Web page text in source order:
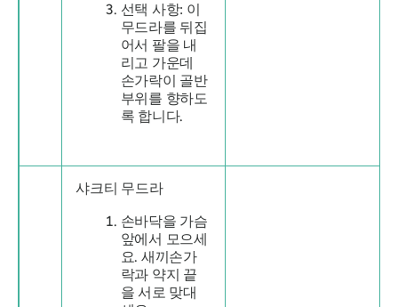
선택 사항: 이
무드라를 뒤집
어서 팔을 내
리고 가운데
손가락이 골반
부위를 향하도
록 합니다.
샤크티 무드라
손바닥을 가슴
앞에서 모으세
요. 새끼손가
락과 약지 끝
을 서로 맞대